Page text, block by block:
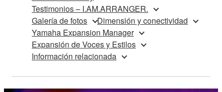
Testimonios – I.AM.ARRANGER.
Galería de fotos
Dimensión y conectividad
Yamaha Expansion Manager
Expansión de Voces y Estilos
Información relacionada